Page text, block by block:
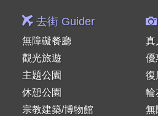
去街 Guider
無障礙餐廳
觀光旅遊
主題公園
休憩公園
宗教建築/博物館
真
優
復
輪
無